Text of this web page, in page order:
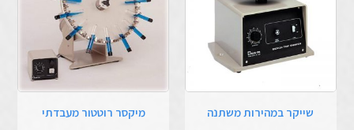
שייקר במהירות משתנה מיקסר רוטטור מעבדתי